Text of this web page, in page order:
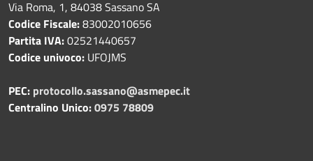
Via Roma, 1, 84038 Sassano SA
Codice Fiscale:83002010656
Partita IVA:02521440657
Codice univoco: UFOJMS
PEC: protocollo.sassano@asmepec.it
Centralino Unico:0975 78809